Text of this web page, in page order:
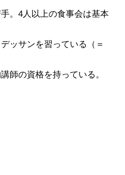
。4人以上の食事会は基本
ッサンを習っている（＝
師の資格を持っている。